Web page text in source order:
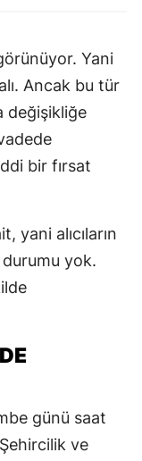
Yani
Ancak bu tür
değişikliğe
bir fırsat
yani alıcıların
yok.
günü saat
ve